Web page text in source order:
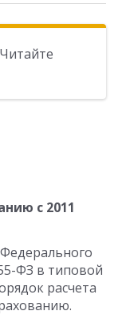
с 2011
ФЗ в типовой
расчета